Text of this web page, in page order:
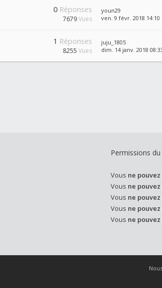
0 Réponses
7679Vues
youn29
ven. 9 févr. 2018 14:10
1 Réponses
8255 Vues
juju_1805
dim. 14 janv. 2018
Permissions
Vous ne pouvez
Vous ne pouvez
Vous ne pouvez
Vous ne pouvez
Vous ne pouvez